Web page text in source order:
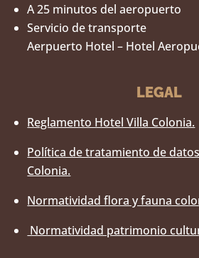
A 25 minutos del aeropuerto
Servicio de transporte
Aerpuerto Hotel – Hotel
LEGAL
Reglamento Hotel Villa Colonia.
Política de tratamiento de
Colonia.
Normatividad flora y fauna
Normatividad patrimonio